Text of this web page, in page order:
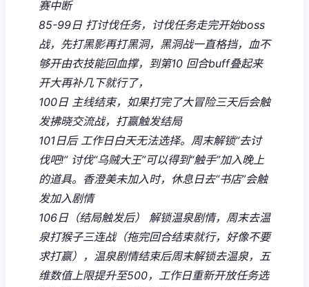
赛中断
85-99日 打讨伐任务，讨伐任务走完开始boss
战，先打黑影再打黑洞，黑洞战一直格挡，血不
够开由衣技能回血撑，到第10 回合buff叠起来
开大再补几下就行了，
100日 主线结束，如果打完了大冒险三天后会触
发拂晓交流战，打赢触发结局
101日后 工作日白天无法选择。周末解锁“去讨
伐吧!” 讨伐“乌贼大王”可以得到“触手”加入晚上
的道具。香澄美未加入时，休息日去“书店”会触
发加入剧情
106日（结局触发后） 解锁温泉剧情，周末去温
泉打猴子三连战（拖完回合结束就行，好像不要
求打赢），温泉剧情结束后周末解锁去温泉，五
维数值上限提升至500，工作日重新开放任务选